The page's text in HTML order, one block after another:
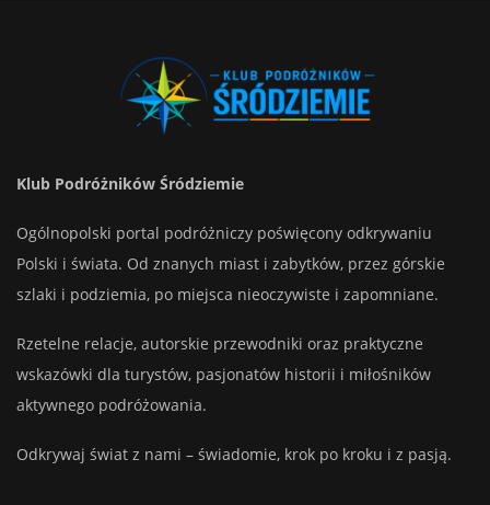
Klub Podróżników Śródziemie
Ogólnopolski portal podróżniczy poświęcony odkrywaniu
Polski i świata. Od znanych miast i zabytków, przez górskie
szlaki i podziemia, po miejsca nieoczywiste i zapomniane.
Rzetelne relacje, autorskie przewodniki oraz praktyczne
wskazówki dla turystów, pasjonatów historii i miłośników
aktywnego podróżowania.
Odkrywaj świat z nami – świadomie, krok po kroku i z pasją.